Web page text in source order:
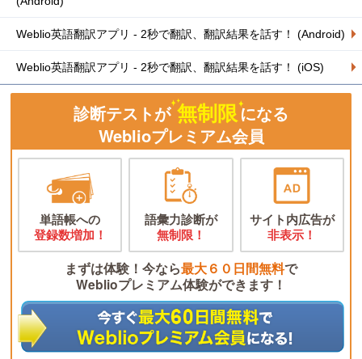
Weblio英語翻訳アプリ - 2秒で翻訳、翻訳結果を話す！ (Android)
Weblio英語翻訳アプリ - 2秒で翻訳、翻訳結果を話す！ (iOS)
診断テストが 無制限になる
Weblioプレミアム会員
単語帳への
登録数増加！
語彙力診断が
無制限！
サイト内広告が
非表示！
まずは体験！今なら最大６０日間無料で
Weblioプレミアム体験ができます！